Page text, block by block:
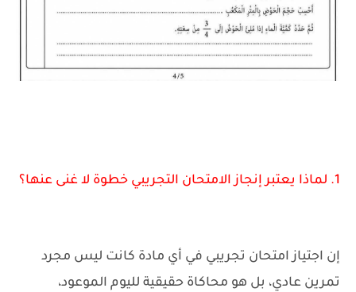
1. لماذا يعتبر إنجاز الامتحان التجريبي خطوة لا غنى عنها؟
إن اجتياز امتحان تجريبي في أي مادة كانت ليس مجرد
تمرين عادي، بل هو محاكاة حقيقية لليوم الموعود،